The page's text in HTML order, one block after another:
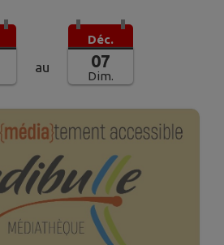
au
Déc.
07
Dim.